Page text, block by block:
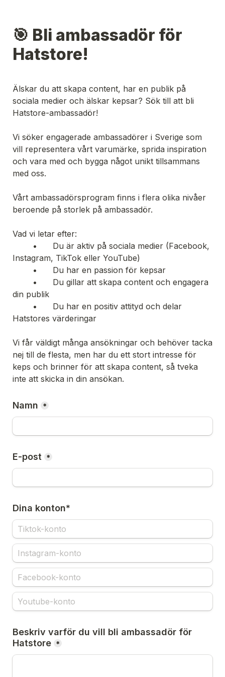
🎯 Bli ambassadör för
Hatstore!
Älskar du att skapa content, har en publik på
sociala medier och älskar kepsar? Sök till att bli
Hatstore-ambassadör!
Vi söker engagerade ambassadörer i Sverige som
vill representera vårt varumärke, sprida inspiration
och vara med och bygga något unikt tillsammans
med oss.
Vårt ambassadörsprogram finns i flera olika nivåer
beroende på storlek på ambassadör.
Vad vi letar efter:
Instagram, TikTok eller YouTube)
din publik
Hatstores värderingar
Vi får väldigt många ansökningar och behöver tacka
nej till de flesta, men har du ett stort intresse för
keps och brinner för att skapa content, så tveka
inte att skicka in din ansökan.
Namn *
E-post *
Dina konton*
Beskriv varför du vill bli ambassadör för
Hatstore *